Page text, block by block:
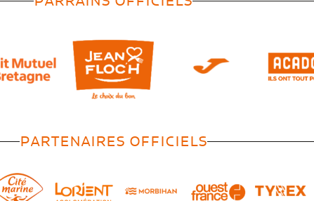
PARTENAIRES OFFICIELS